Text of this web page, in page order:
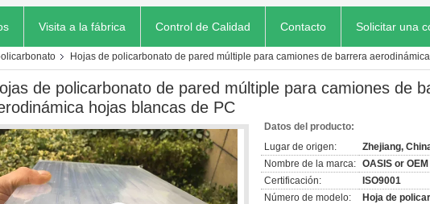
Visita a la fábrica Control de Calidad Contacto Solicitar una
Hojas de policarbonato de pared múltiple para camiones de barrera
de policarbonato de pared múltiple para camiones de
hojas blancas de PC
Datos del producto:
Lugar de origen:
Zhejiang,
Nombre de la marca: OASIS or OEM
Certificación:
ISO9001
Número de modelo:
Hoja de